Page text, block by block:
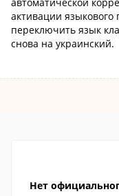
активации языкового
переключить язык
снова на украинский.
Нет